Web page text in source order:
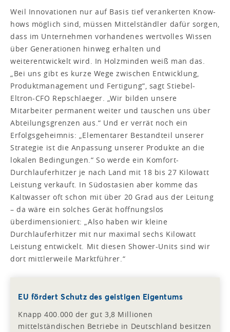
Weil Innovationen nur auf Basis tief verankerten Know-
hows möglich sind, müssen Mittelständler dafür sorgen,
dass im Unternehmen vorhandenes wertvolles Wissen
über Generationen hinweg erhalten und
weiterentwickelt wird. In Holzminden weiß man das.
„Bei uns gibt es kurze Wege zwischen Entwicklung,
Produktmanagement und Fertigung“, sagt Stiebel-
Eltron-CFO Repschlaeger. „Wir bilden unsere
Mitarbeiter permanent weiter und tauschen uns über
Abteilungsgrenzen aus.“ Und er verrät noch ein
Erfolgsgeheimnis: „Elementarer Bestandteil unserer
Strategie ist die Anpassung unserer Produkte an die
lokalen Bedingungen.“ So werde ein Komfort-
Durchlauferhitzer je nach Land mit 18 bis 27 Kilowatt
Leistung verkauft. In Südostasien aber komme das
Kaltwasser oft schon mit über 20 Grad aus der Leitung
– da wäre ein solches Gerät hoffnungslos
überdimensioniert: „Also haben wir kleine
Durchlauferhitzer mit nur maximal sechs Kilowatt
Leistung entwickelt. Mit diesen Shower-Units sind wir
dort mittlerweile Marktführer.“
EU fördert Schutz des geistigen Eigentums
Knapp 400.000 der gut 3,8 Millionen
mittelständischen Betriebe in Deutschland besitzen